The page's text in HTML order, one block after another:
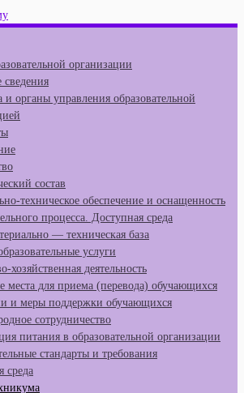
организации
и органы управления образовательной
состав
техническое обеспечение и оснащенность
процесса. Доступная среда
— техническая база
услуги
хозяйственная деятельность
места для приема (перевода) обучающихся
и меры поддержки обучающихся
сотрудничество
питания в образовательной организации
стандарты и требования
среда